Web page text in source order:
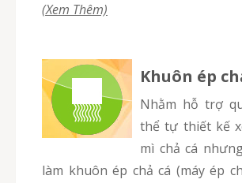
(Xem Thêm)
Khuôn ép
Nhằm hỗ trợ quý khách có
thể tự thiết kế
mì chả cá
làm khuôn ép chả cá (máy ép